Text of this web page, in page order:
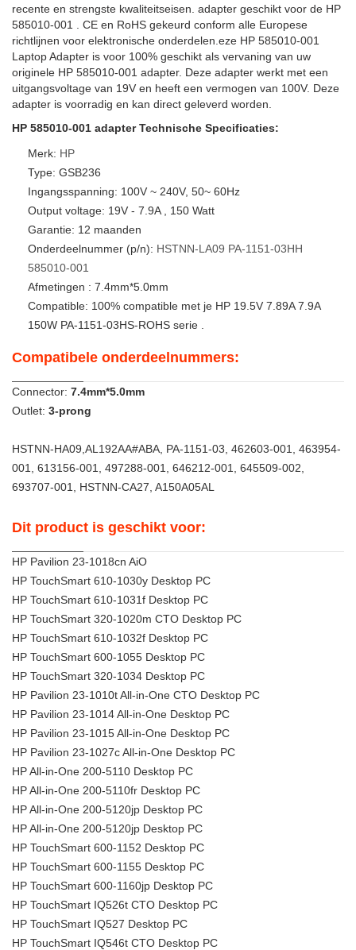
recente en strengste kwaliteitseisen. adapter geschikt voor de HP
585010-001 . CE en RoHS gekeurd conform alle Europese
richtlijnen voor elektronische onderdelen.eze HP 585010-001
Laptop Adapter is voor 100% geschikt als vervaning van uw
originele HP 585010-001 adapter. Deze adapter werkt met een
uitgangsvoltage van 19V en heeft een vermogen van 100V. Deze
adapter is voorradig en kan direct geleverd worden.
HP 585010-001 adapter Technische Specificaties:
Merk: HP
Type: GSB236
Ingangsspanning: 100V ~ 240V, 50~ 60Hz
Output voltage: 19V - 7.9A , 150 Watt
Garantie: 12 maanden
Onderdeelnummer (p/n): HSTNN-LA09 PA-1151-03HH
585010-001
Afmetingen : 7.4mm*5.0mm
Compatible: 100% compatible met je HP 19.5V 7.89A 7.9A
150W PA-1151-03HS-ROHS serie .
Compatibele onderdeelnummers:
Connector: 7.4mm*5.0mm
Outlet: 3-prong
HSTNN-HA09,AL192AA#ABA, PA-1151-03, 462603-001, 463954-
001, 613156-001, 497288-001, 646212-001, 645509-002,
693707-001, HSTNN-CA27, A150A05AL
Dit product is geschikt voor:
HP Pavilion 23-1018cn AiO
HP TouchSmart 610-1030y Desktop PC
HP TouchSmart 610-1031f Desktop PC
HP TouchSmart 320-1020m CTO Desktop PC
HP TouchSmart 610-1032f Desktop PC
HP TouchSmart 600-1055 Desktop PC
HP TouchSmart 320-1034 Desktop PC
HP Pavilion 23-1010t All-in-One CTO Desktop PC
HP Pavilion 23-1014 All-in-One Desktop PC
HP Pavilion 23-1015 All-in-One Desktop PC
HP Pavilion 23-1027c All-in-One Desktop PC
HP All-in-One 200-5110 Desktop PC
HP All-in-One 200-5110fr Desktop PC
HP All-in-One 200-5120jp Desktop PC
HP All-in-One 200-5120jp Desktop PC
HP TouchSmart 600-1152 Desktop PC
HP TouchSmart 600-1155 Desktop PC
HP TouchSmart 600-1160jp Desktop PC
HP TouchSmart IQ526t CTO Desktop PC
HP TouchSmart IQ527 Desktop PC
HP TouchSmart IQ546t CTO Desktop PC